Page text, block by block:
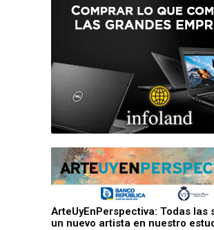
ArteUyEnPerspectiva: Todas las
un nuevo artista en nuestro